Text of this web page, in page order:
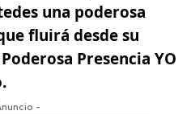
una poderosa
fluirá desde su
Presencia YO
-